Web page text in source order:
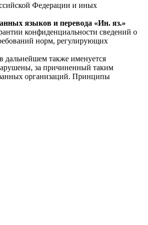
Федерации и иных
языков и перевода «Ин. яз.»
конфиденциальности сведений о
норм, регулирующих
дальнейшем также именуется
за причиненный таким
организаций. Принципы